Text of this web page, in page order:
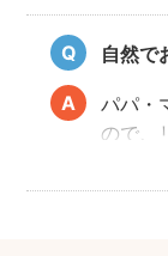
また、
ら、周
呼び
い。
自然で
パパ・
ので、
を撮
こども